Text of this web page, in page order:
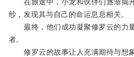
在旅途中，小龙和伙伴们逐渐揭
纱，发现其与自己的命运息息相关。
最终，他们成功凝聚修罗云的力
者。
修罗云的故事让人充满期待与想